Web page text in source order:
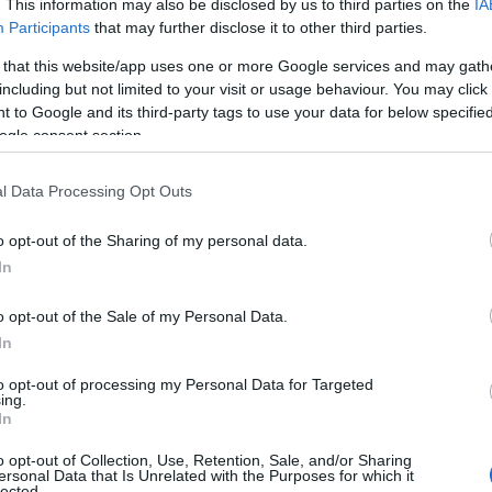
This information may also be disclosed by us to third parties on the
Participants that may further disclose it to other third parties.
that this website/app uses one or more Google services and may
but not limited to your visit or usage behaviour. You may
to Google and its third-party tags to use your data for below
consent section.
Data Processing Opt Outs
opt-out of the Sharing of my personal data.
opt-out of the Sale of my Personal Data.
opt-out of processing my Personal Data for Targeted
opt-out of Collection, Use, Retention, Sale, and/or Sharing
Data that Is Unrelated with the Purposes for which it
tak niewielkich wymiarach auta,
obawy.Ani konkurencja, ani
w wersji GP nawet nie zbliżały
Tymczasem nowa
dobrze. I przynajmniej
przestraszyć.